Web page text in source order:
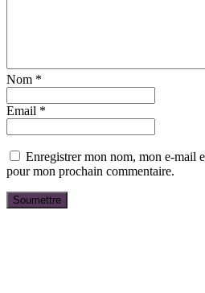
Nom *
Email *
Enregistrer mon nom, mon e-mail
pour mon prochain commentaire.